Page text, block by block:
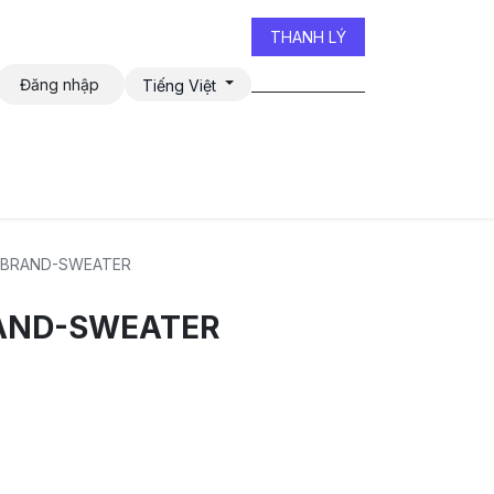
Đăng nhập Tiếng Việt
THANH LÝ
SWEATER
SWEATER